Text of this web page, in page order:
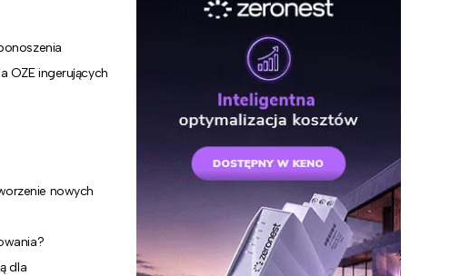
OZE ingerujących
nowych
dla